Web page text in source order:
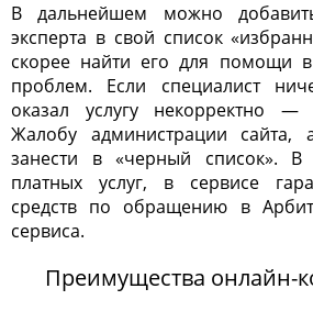
В дальнейшем можно
эксперта в свой список
скорее найти его для помощи
проблем. Если специалист
оказал услугу некорректно
Жалобу администрации сайта,
занести в «черный список». В
платных услуг, в сервисе
средств по обращению в
сервиса.
Преимущества онлайн-